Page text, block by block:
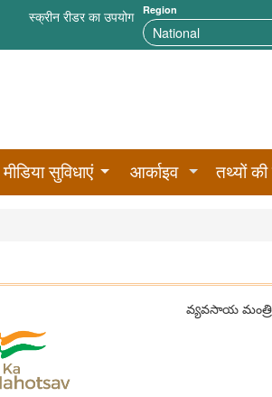
स्क्रीन रीडर का उपयोग Region
मीडिया सुविधाएं आर्काइव तथ्यों